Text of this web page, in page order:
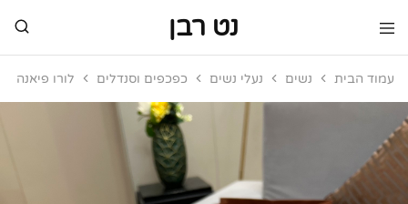
נט רבן
נט
מותגי
מותגי
עמוד הבית נשים נעלי נשים כפכפים וסנדלים לורו פיאנה